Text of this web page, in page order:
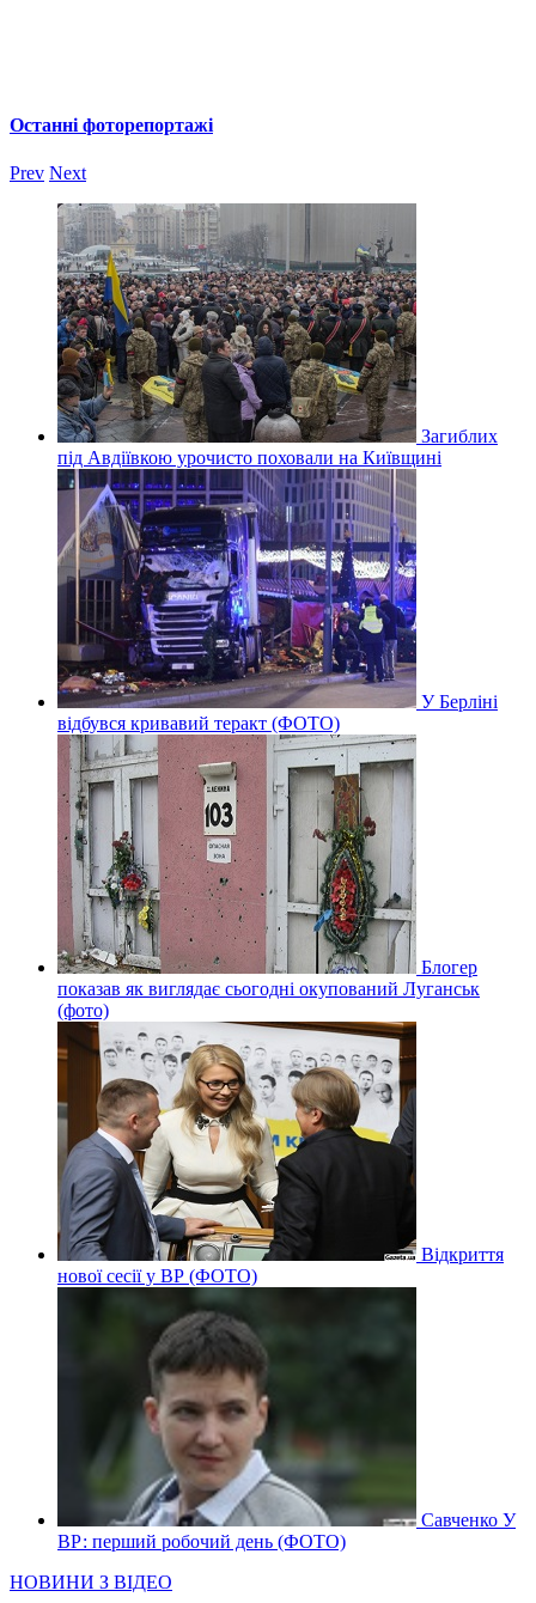
Останні фоторепортажі
Prev Next
Загиблих
під Авдіївкою урочисто поховали на Київщині
У Берліні
відбувся кривавий теракт (ФОТО)
Блогер
показав як виглядає сьогодні окупований Луганськ
(фото)
Відкриття
нової сесії у ВР (ФОТО)
Савченко У
ВР: перший робочий день (ФОТО)
НОВИНИ З ВІДЕО